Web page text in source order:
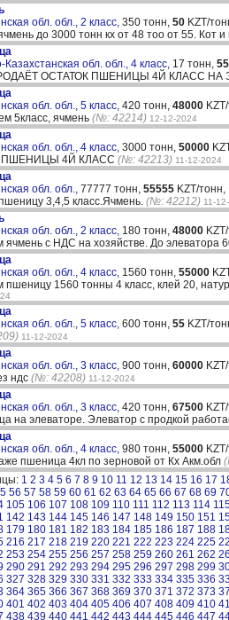
обл. обл., 2 класс, 350 тонн, 50 KZT/
до 3000 тонн кх от 48 тоо от 55. Кот
обл. обл., 4 класс, 17 тонн,
ОСТАТОК ПШЕНИЦЫ 4Й КЛАСС НА
обл. обл., 5 класс, 420 тонн, 48000
5класс, ячмень (№: 42214) 12-12-2024
обл. обл., 4 класс, 3000 тонн, 50000
ПШЕНИЦЫ 4Й КЛАСС (№: 42213) 11-12-2024
обл. обл., 77777 тонн, 55555 KZT/тонн,
3,4,5 класс.Ячмень. (№: 42212) 11-
обл. обл., 2 класс, 180 тонн, 48000
ячмень с НДС на хозяйстве. До элеватора
обл. обл., 4 класс, 1560 тонн, 55000
пшеницу 1560 тонны 4 класс, клей 20,
обл. обл., 5 класс, 600 тонн, 55 KZT/
11-12-2024
обл. обл., 3 класс, 900 тонн, 60000
ндс (№: 42208) 11-12-2024
обл. обл., 3 класс, 420 тонн, 67500
на элеваторе. Элеватор с продкой
обл. обл., 4 класс, 980 тонн, 55000
пшеница 4кл по зерновой от Кх Акм.обл
1 2 3 4 5 6 7 8 9 10 11 12 13 14 15 16 17
56 57 58 59 60 61 62 63 64 65 66 67 68 69
105 106 107 108 109 110 111 112 113 114
142 143 144 145 146 147 148 149 150 151
179 180 181 182 183 184 185 186 187 188
216 217 218 219 220 221 222 223 224 225
253 254 255 256 257 258 259 260 261 262
290 291 292 293 294 295 296 297 298 299
327 328 329 330 331 332 333 334 335 336
364 365 366 367 368 369 370 371 372 373
401 402 403 404 405 406 407 408 409 410
438 439 440 441 442 443 444 445 446 447